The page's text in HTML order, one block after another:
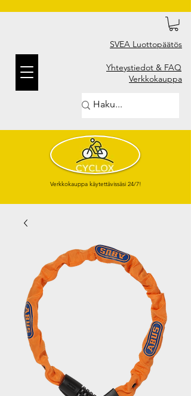
SVEA Luottopäätös
Yhteystiedot & FAQ
Verkkokauppa
Verkkokauppa käytettävissäsi 24/7!